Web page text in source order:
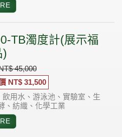
TB濁度計(展示福
)
45,000
NT$ 31,500
飲用水、游泳池、實驗室、生
、紡織、化學工業